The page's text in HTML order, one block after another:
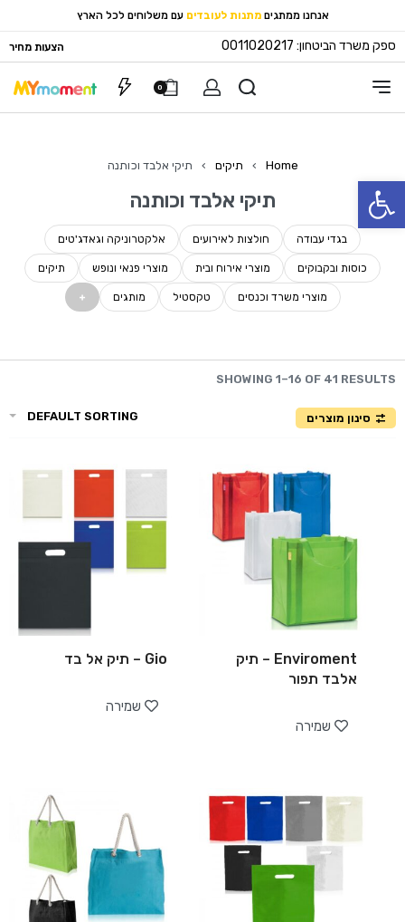
פתח סרגל נגישות
אנחנו ממתגים מתנות לעובדים עם משלוחים לכל הארץ
ספק משרד הביטחון: 0011020217 הצעות מחיר
0
Home
› תיקים › תיקי אלבד וכותנה
תיקי אלבד וכותנה
בגדי עבודה חולצות לאירועים אלקטרוניקה וגאדג'טים
כוסות ובקבוקים מוצרי אירוח ובית מוצרי פנאי ונופש תיקים
מוצרי משרד וכנסים טקסטיל מותגים
SHOWING 1–16 OF 41 RESULTS
סינון מוצרים DEFAULT SORTING
Enviroment – תיק
אלבד תפור
שמירה
Gio – תיק אל בד
שמירה